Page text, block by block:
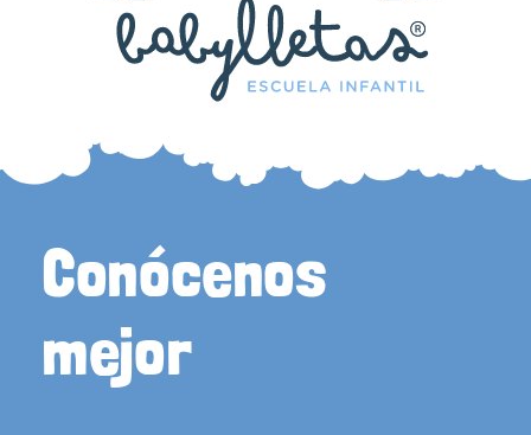
Conócenos
mejor